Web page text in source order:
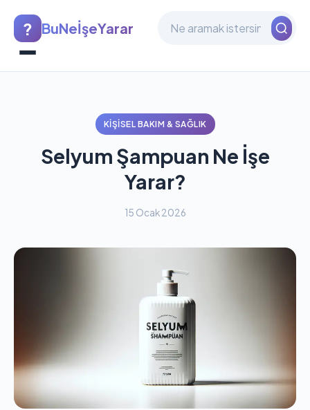
? BuNeİşeYarar
KIŞISEL BAKIM & SAĞLIK
Selyum Şampuan Ne İşe
Yarar?
15 Ocak 2026